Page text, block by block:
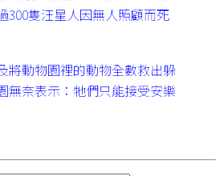
300隻汪星人因無人照顧而死
將動物園裡的動物全數救出躲
無奈表示：牠們只能接受安樂